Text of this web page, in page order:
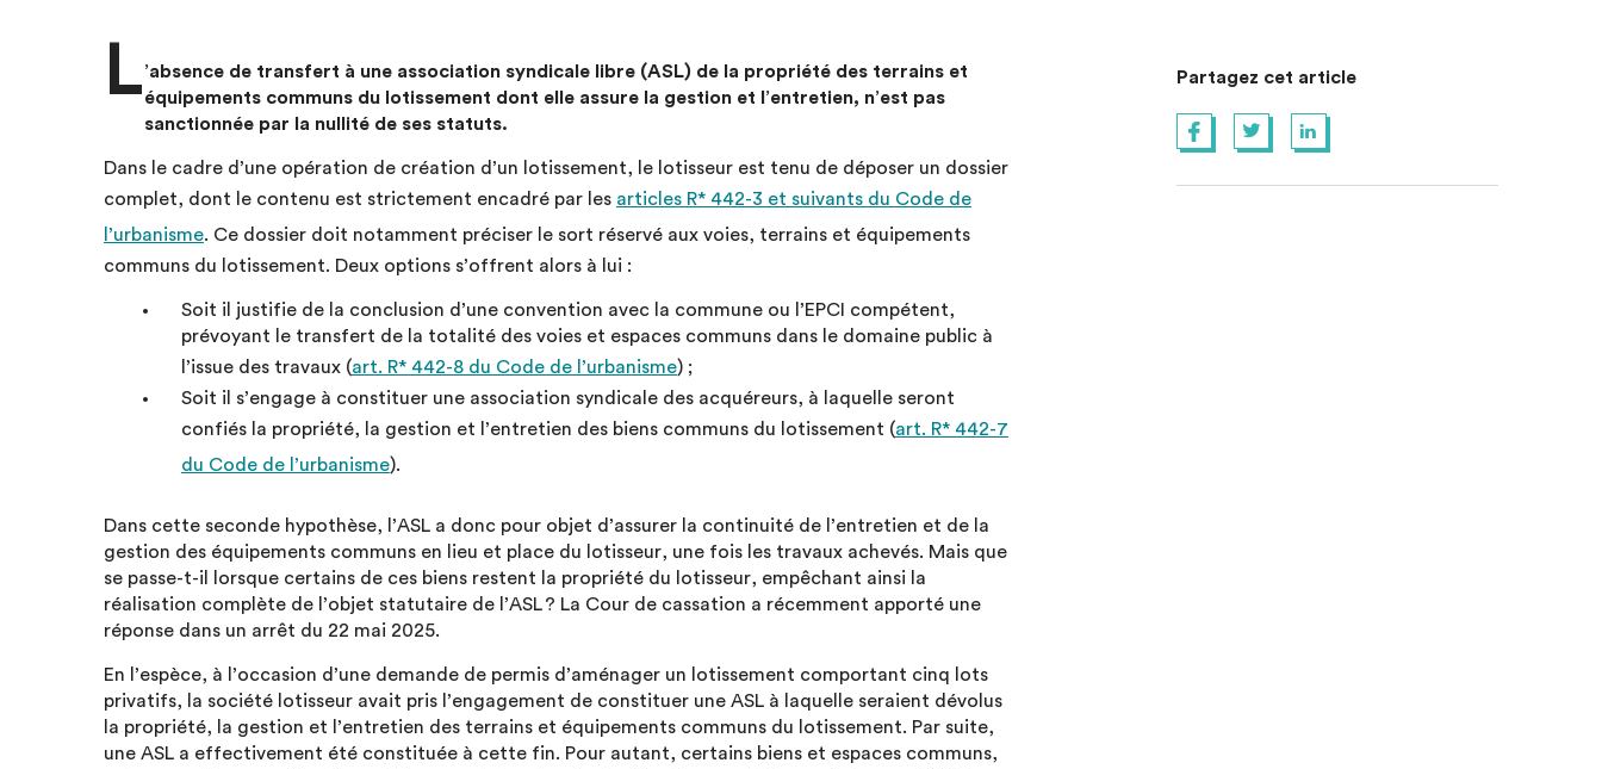
L’absence de transfert à une association syndicale libre (ASL) de la propriété des terrains et
équipements communs du lotissement dont elle assure la gestion et l’entretien, n’est pas
sanctionnée par la nullité de ses statuts.
Dans le cadre d’une opération de création d’un lotissement, le lotisseur est tenu de déposer un dossier
complet, dont le contenu est strictement encadré par les articles R* 442-3 et suivants du Code de
l’urbanisme. Ce dossier doit notamment préciser le sort réservé aux voies, terrains et équipements
communs du lotissement. Deux options s’offrent alors à lui :
Soit il justifie de la conclusion d’une convention avec la commune ou l’EPCI compétent,
prévoyant le transfert de la totalité des voies et espaces communs dans le domaine public à
l’issue des travaux (art. R* 442-8 du Code de l’urbanisme) ;
Soit il s’engage à constituer une association syndicale des acquéreurs, à laquelle seront
confiés la propriété, la gestion et l’entretien des biens communs du lotissement (art. R* 442-7
du Code de l’urbanisme).
Dans cette seconde hypothèse, l’ASL a donc pour objet d’assurer la continuité de l’entretien et de la
gestion des équipements communs en lieu et place du lotisseur, une fois les travaux achevés. Mais que
se passe-t-il lorsque certains de ces biens restent la propriété du lotisseur, empêchant ainsi la
réalisation complète de l’objet statutaire de l’ASL ? La Cour de cassation a récemment apporté une
réponse dans un arrêt du 22 mai 2025.
En l’espèce, à l’occasion d’une demande de permis d’aménager un lotissement comportant cinq lots
privatifs, la société lotisseur avait pris l’engagement de constituer une ASL à laquelle seraient dévolus
la propriété, la gestion et l’entretien des terrains et équipements communs du lotissement. Par suite,
une ASL a effectivement été constituée à cette fin. Pour autant, certains biens et espaces communs,
Partagez cet article